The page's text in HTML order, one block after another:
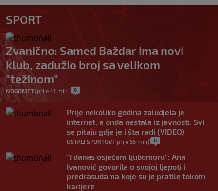
SPORT
Zvanično: Samed Baždar ima novi
klub, zadužio broj sa velikom
"težinom"
NOGOMET| prije 41 min | 0
Prije nekoliko godina zaludjela je
internet, a onda nestala iz javnosti: Svi
se pitaju gdje je i šta radi (VIDEO)
OSTALI SPORTOVI| prije 55 min | 0
"I danas osjećam ljubomoru": Ana
Ivanović govorila o svojoj ljepoti i
predrasudama koje su je pratile tokom
karijere